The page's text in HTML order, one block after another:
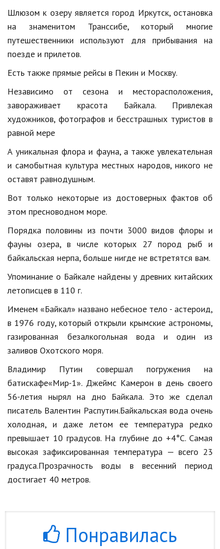
Разное
Работа и бизнес
Животные
Праздники и подарки
Кинематограф
Домашние животные
Путешествия
Строительство
Культура и общество
Бизнес
Хобби и развлечения
Финансы
Природа
Образование
Шлюзом к озеру является город Иркутск, остановка
на знаменитом Транссибе, который многие
путешественники используют для прибывания на
поезде и прилетов.
Есть также прямые рейсы в Пекин и Москву.
Независимо от сезона и месторасположения,
завораживает красота Байкала. Привлекая
художников, фотографов и бесстрашных туристов в
равной мере
А уникальная флора и фауна, а также увлекательная
и самобытная культура местных народов, никого не
оставят равнодушным.
Вот только некоторые из достоверных фактов об
этом пресноводном море.
Порядка половины из почти 3000 видов флоры и
фауны озера, в числе которых 27 пород рыб и
байкальская нерпа, больше нигде не встретятся вам.
Упоминание о Байкале найдены у древних китайских
летописцев в 110 г.
Именем «Байкал» названо небесное тело - астероид,
в 1976 году, который открыли крымские астрономы,
газированная безалкогольная вода и один из
заливов Охотского моря.
Владимир Путин совершал погружения на
батискафе«Мир-1». Джеймс Камерон в день своего
56-летия нырял на дно Байкала. Это же сделал
писатель Валентин Распутин.Байкальская вода очень
холодная, и даже летом ее температура редко
превышает 10 градусов. На глубине до +4°C. Самая
высокая зафиксированная температура — всего 23
градуса.Прозрачность воды в весенний период
достигает 40 метров.
Понравилась